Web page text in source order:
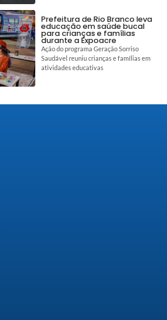
Prefeitura de Rio Branco leva
educação em saúde bucal
para crianças e famílias
durante a Expoacre
Ação do programa Geração Sorriso
Saudável reuniu crianças e famílias em
atividades educativas